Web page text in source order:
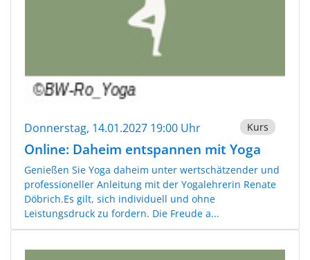
Donnerstag, 14.01.2027 19:00 Uhr Kurs
Online: Daheim entspannen mit Yoga
Genießen Sie Yoga daheim unter wertschätzender und
professioneller Anleitung mit der Yogalehrerin Renate
Döbrich.Es gilt, sich individuell und ohne
Leistungsdruck zu fordern. Die Freude a...